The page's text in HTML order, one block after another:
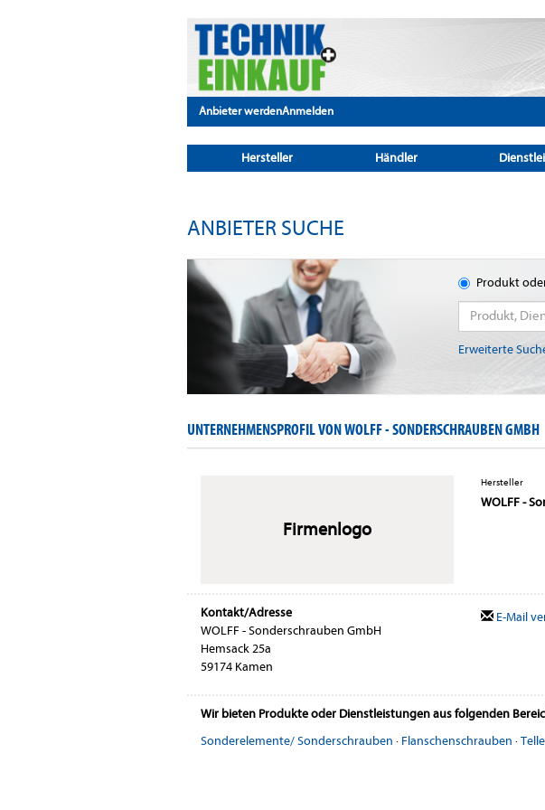
Anbieter werdenAnmelden
Hersteller Händler
ANBIETER SUCHE
Produkt
Erweiterte
UNTERNEHMENSPROFIL VON WOLFF - SONDERSCHRAUBEN GMBH
Firmenlogo
Hersteller
WOLFF -
Kontakt/Adresse
WOLFF - Sonderschrauben GmbH
Hemsack 25a
59174 Kamen
E-Mail
Wir bieten Produkte oder Dienstleistungen aus folgenden
Sonderelemente/ Sonderschrauben · Flanschenschrauben ·